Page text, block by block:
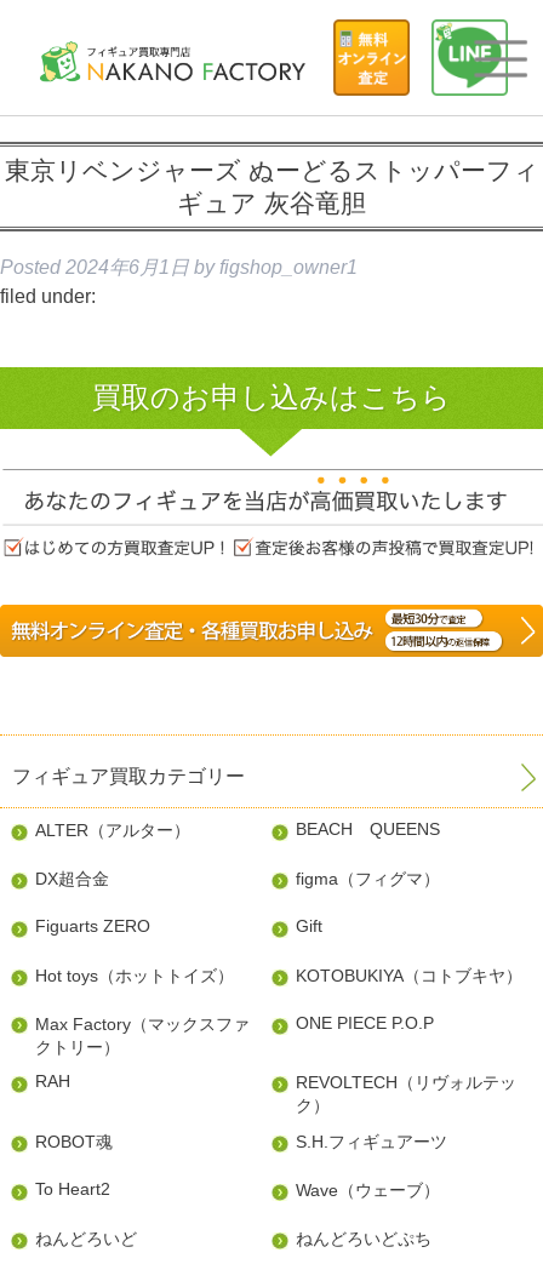
東京リベンジャーズ ぬーどるストッパーフィ
ギュア 灰谷竜胆
Posted 2024年6月1日 by figshop_owner1
filed under:
買取のお申し込みはこちら
フィギュア買取カテゴリー
ALTER（アルター） BEACH QUEENS
DX超合金 figma（フィグマ）
Figuarts ZERO Gift
Hot toys（ホットトイズ） KOTOBUKIYA（コトブキヤ）
Max Factory（マックスファ
クトリー）
ONE PIECE P.O.P
RAH
REVOLTECH（リヴォルテッ
ク）
ROBOT魂
S.H.フィギュアーツ
To Heart2 Wave（ウェーブ）
ねんどろいど ねんどろいどぷち